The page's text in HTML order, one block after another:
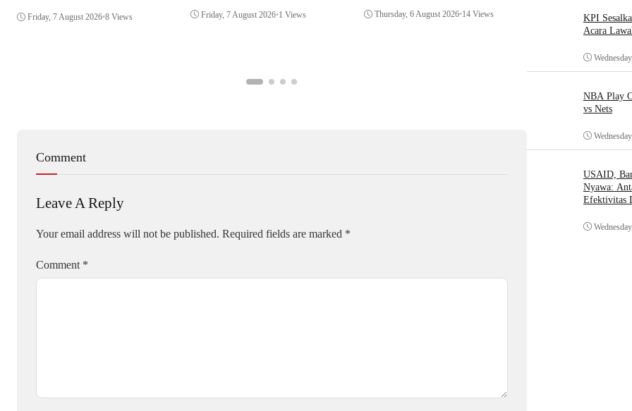
Friday, 7 August 2026•8 Views Friday, 7 August 2026•1 Views Thursday, 6 August 2026•14 Views
Comment
Leave A Reply
Your email address will not be published. Required fields are marked *
Comment *
KPI
Acara
NBA Play
vs Nets
USAID,
Nyawa:
Efektivitas